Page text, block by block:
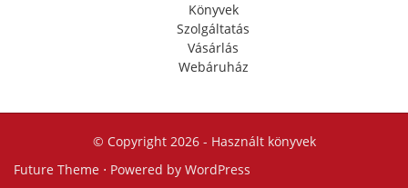
Könyvek
Szolgáltatás
Vásárlás
Webáruház
© Copyright 2026 - Használt könyvek
Future Theme ⋅ Powered by WordPress